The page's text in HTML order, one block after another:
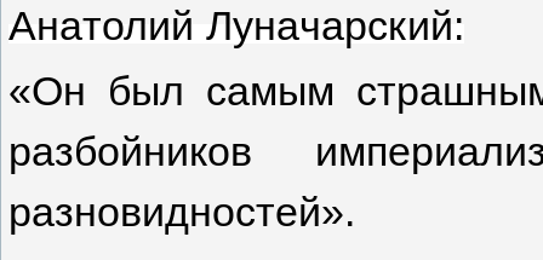
Анатолий Луначарский:
«Он был самым
разбойников
разновидностей».